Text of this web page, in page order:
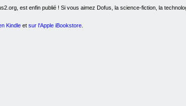
est enfin publié ! Si vous aimez Dofus, la science-fiction, la
Kindle et sur l'Apple iBookstore.